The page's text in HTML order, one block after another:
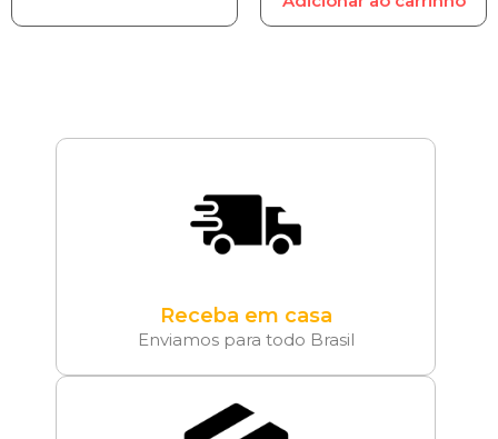
Receba em casa
Enviamos para todo Brasil